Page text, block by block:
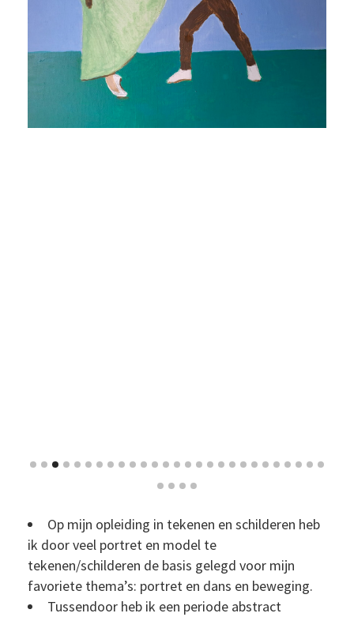
Op mijn opleiding in tekenen en schilderen heb
ik door veel portret en model te
tekenen/schilderen de basis gelegd voor mijn
favoriete thema’s: portret en dans en beweging.
Tussendoor heb ik een periode abstract